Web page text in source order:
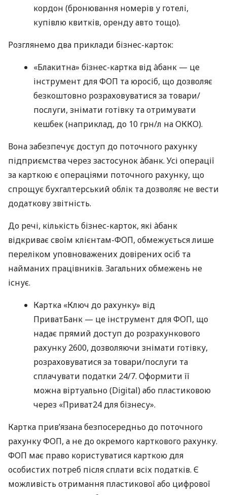
кордон (бронювання номерів у готелі,
купівлю квитків, оренду авто тощо).
Розглянемо два приклади бізнес-карток:
«Блакитна» бізнес-картка від àбанк — це
інструмент для ФОП та юросіб, що дозволяє
безкоштовно розраховуватися за товари/
послуги, знімати готівку та отримувати
кешбек (наприклад, до 10 грн/л на ОККО).
Вона забезпечує доступ до поточного рахунку
підприємства через застосунок àбанк. Усі операції
за карткою є операціями поточного рахунку, що
спрощує бухгалтерський облік та дозволяє не вести
додаткову звітність.
До речі, кількість бізнес-карток, які àбанк
відкриває своїм клієнтам-ФОП, обмежується лише
переліком уповноважених довірених осіб та
найманих працівників. Загальних обмежень не
існує.
Картка «Ключ до рахунку» від
ПриватБанк — це інструмент для ФОП, що
надає прямий доступ до розрахункового
рахунку 2600, дозволяючи знімати готівку,
розраховуватися за товари/послуги та
сплачувати податки 24/7. Оформити її
можна віртуально (Digital) або пластиковою
через «Приват24 для бізнесу».
Картка прив’язана безпосередньо до поточного
рахунку ФОП, а не до окремого карткового рахунку.
ФОП має право користуватися карткою для
особистих потреб після сплати всіх податків. Є
можливість отримання пластикової або цифрової